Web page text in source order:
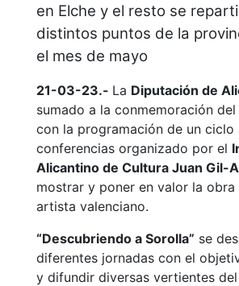
en Elche y el resto se
distintos puntos de la
el mes de mayo
21-03-23.- La Diputación de
sumado a la conmemoración del
con la programación de un
conferencias organizado por el
Alicantino de Cultura Juan Gil-
mostrar y poner en valor la obra
artista valenciano.
“Descubriendo a Sorolla” se
diferentes jornadas con el
y difundir diversas vertientes